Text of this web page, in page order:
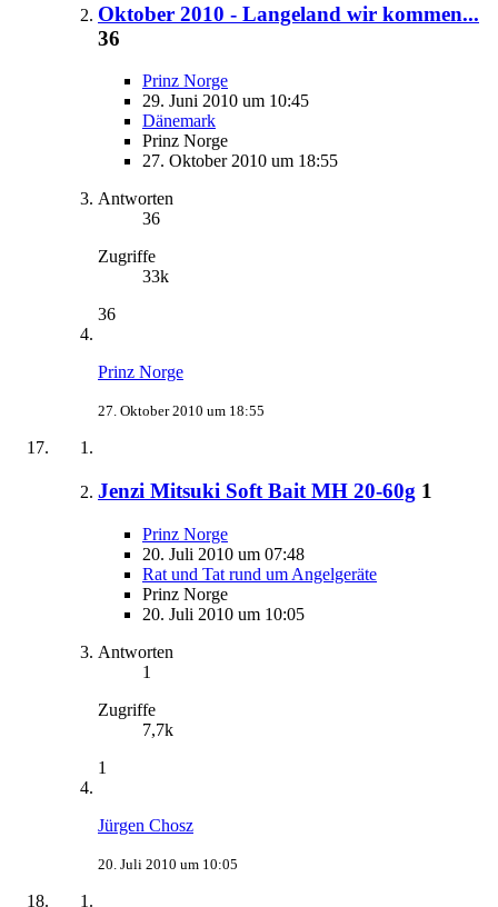
Oktober 2010 - Langeland wir kommen...
36
Prinz Norge
29. Juni 2010 um 10:45
Dänemark
Prinz Norge
27. Oktober 2010 um 18:55
Antworten
36
Zugriffe
33k
36
Prinz Norge
27. Oktober 2010 um 18:55
Jenzi Mitsuki Soft Bait MH 20-60g 1
Prinz Norge
20. Juli 2010 um 07:48
Rat und Tat rund um Angelgeräte
Prinz Norge
20. Juli 2010 um 10:05
Antworten
1
Zugriffe
7,7k
1
Jürgen Chosz
20. Juli 2010 um 10:05